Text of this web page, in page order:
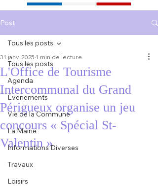
Post
Tous les posts
Agenda
Évenements
Vie de la Commune
La Mairie
Informations Diverses
Travaux
Loisirs
Tous les posts
L'Office de Tourisme
Intercommunal du Grand
Périgueux organise un jeu
concours « Spécial St-
Valentin »
31 janv. 2025 1 min de lecture